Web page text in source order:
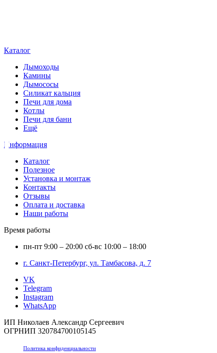
Каталог
Дымоходы
Камины
Дымососы
Силикат кальция
Печи для дома
Котлы
Печи для бани
Ещё
Информация
Каталог
Полезное
Установка и монтаж
Контакты
Отзывы
Оплата и доставка
Наши работы
Время работы
пн-пт 9:00 – 20:00 сб-вс 10:00 – 18:00
г. Санкт-Петербург, ул. Тамбасова, д. 7
VK
Telegram
Instagram
WhatsApp
ИП Николаев Александр Сергеевич
ОГРНИП 320784700105145
Политика конфиденциальности